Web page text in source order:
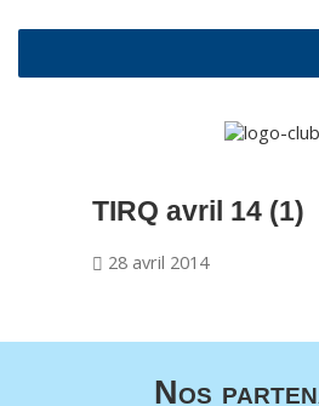
TIRQ avril 14 (1)
28 avril 2014
Nos